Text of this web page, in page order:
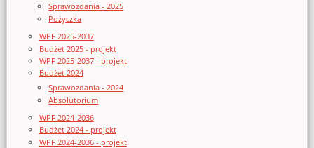
Sprawozdania - 2025
Pożyczka
WPF 2025-2037
Budżet 2025 - projekt
WPF 2025-2037 - projekt
Budżet 2024
Sprawozdania - 2024
Absolutorium
WPF 2024-2036
Budżet 2024 - projekt
WPF 2024-2036 - projekt